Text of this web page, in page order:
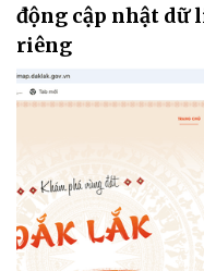
động cập nhật dữ
riêng